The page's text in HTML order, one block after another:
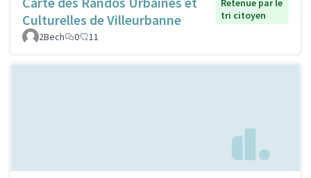
Culturelles de Villeurbanne
Retenue par le
tri citoyen
2Bech
0 11